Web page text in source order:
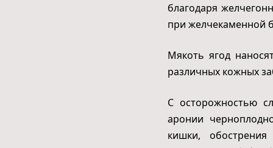
благодаря
при желчекаменной
Мякоть ягод
различных кожных
С осторожностью
аронии
кишки,